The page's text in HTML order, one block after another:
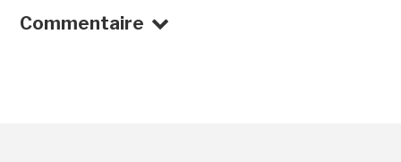
Commentaire